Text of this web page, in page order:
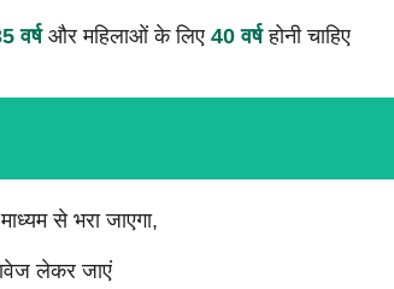
वर्षऔर महिलाओं के लिए 40 वर्षहोनी चाहिए
से भरा जाएगा,
लेकर जाएं